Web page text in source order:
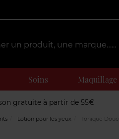
Soins Maquillage
gratuite à partir de 55€
Lotion pour les yeux Tonique